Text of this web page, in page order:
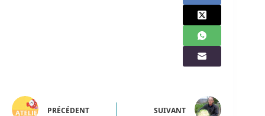
PRÉCÉDENT SUIVANT